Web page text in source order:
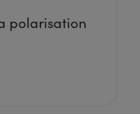
polarisation